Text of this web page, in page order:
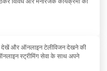
विविध और मनोरंजक कार्यक्रमों का
देखें और ऑनलाइन टेलीविजन देखने की
स्ट्रीमिंग सेवा के साथ अपने